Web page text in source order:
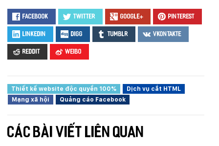
Facebook Twitter Google+ Pinterest
LinkedIn Digg Tumblr VKontakte
Reddit Weibo
Thiết kế website độc quyền 100%
Dịch vụ cắt HTML
Mạng xã hội
Quảng cáo Facebook
CÁC BÀI VIẾT LIÊN QUAN